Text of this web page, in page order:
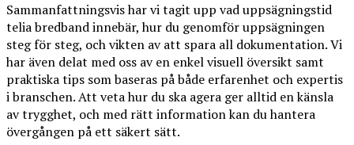
Sammanfattningsvis har vi tagit upp vad uppsägningstid
telia bredband innebär, hur du genomför uppsägningen
steg för steg, och vikten av att spara all dokumentation. Vi
har även delat med oss av en enkel visuell översikt samt
praktiska tips som baseras på både erfarenhet och expertis
i branschen. Att veta hur du ska agera ger alltid en känsla
av trygghet, och med rätt information kan du hantera
övergången på ett säkert sätt.